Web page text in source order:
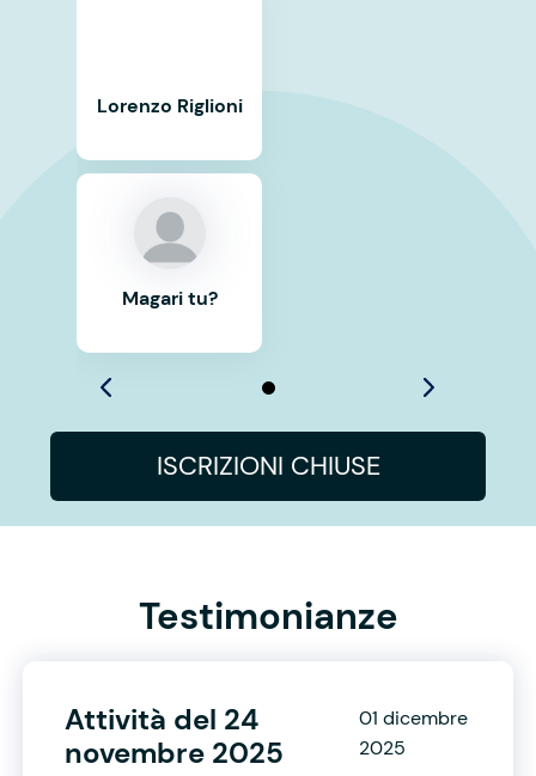
Lorenzo Riglioni
Magari tu?
ISCRIZIONI CHIUSE
Testimonianze
Attività del 24
novembre 2025
01 dicembre
2025